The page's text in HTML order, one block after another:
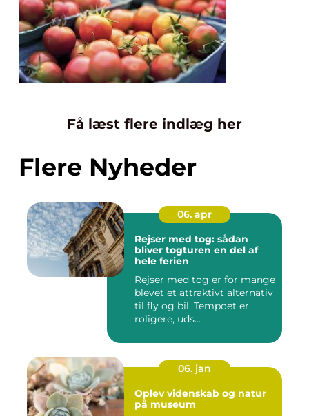
Få læst flere indlæg her
Flere Nyheder
06. apr
Rejser med tog: sådan
bliver togturen en del af
hele ferien
Rejser med tog er for mange
blevet et attraktivt alternativ
til fly og bil. Tempoet er
roligere, uds...
06. jan
Oplev videnskab og natur
på museum